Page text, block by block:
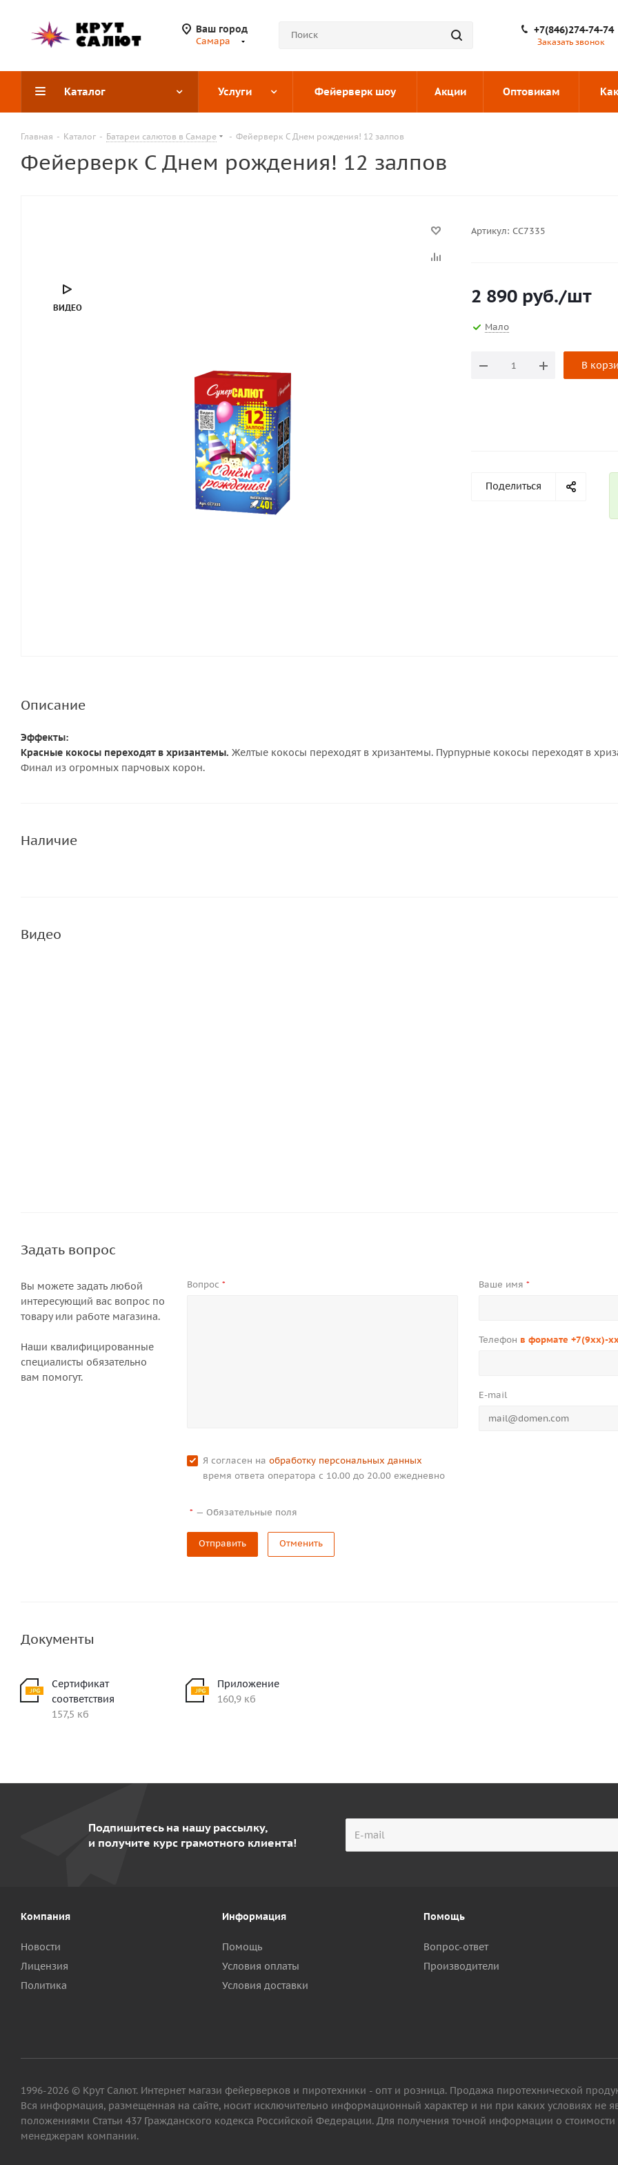
Ваш город
Самара
+7(846)274-74-74
Заказать звонок
Каталог Услуги Фейерверк шоу Акции Оптовикам
Главная - Каталог - Батареи салютов в Самаре - Фейерверк С Днем рождения! 12 залпов
Фейерверк С Днем рождения! 12 залпов
ВИДЕО
Артикул: СС7335
2 890 руб./шт
Мало
В
Поделиться
Описание
Эффекты:
Красные кокосы переходят в хризантемы. Желтые кокосы переходят в хризантемы. Пурпурные кокосы переходят в
Финал из огромных парчовых корон.
Наличие
Видео
Задать вопрос
Вы можете задать любой
интересующий вас вопрос по
товару или работе магазина.
Наши квалифицированные
специалисты обязательно
вам помогут.
Вопрос* Ваше имя *
Телефон в формате +7(9xx)-
E-mail
Я согласен наобработку персональных данных
время ответа оператора с 10.00 до 20.00 ежедневно
* —Обязательные поля
Отправить Отменить
Документы
Сертификат
соответствия
157,5 кб
Приложение
160,9 кб
Подпишитесь на нашу рассылку,
и получите курс грамотного клиента!
Компания
Новости
Лицензия
Политика
Информация
Помощь
Условия оплаты
Условия доставки
Помощь
Вопрос-ответ
Производители
1996-2026 © Крут Салют. Интернет магази фейерверков и пиротехники - опт и розница. Продажа пиротехнической
Вся информация, размещенная на сайте, носит исключительно информационный характер и ни при каких условиях не
положениями Статьи 437 Гражданского кодекса Российской Федерации. Для получения точной информации о стоимости
менеджерам компании.